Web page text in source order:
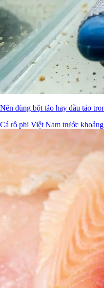
Nên dùng bột tảo hay dầu tảo
Cá rô phi Việt Nam trước